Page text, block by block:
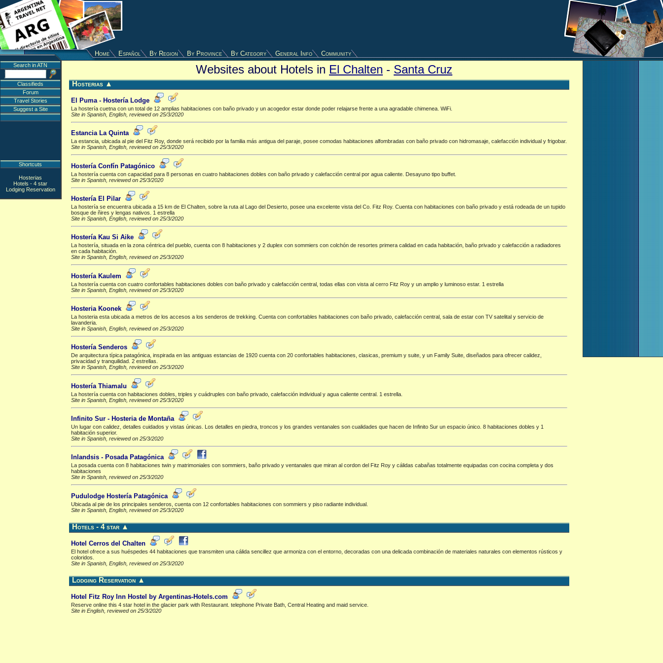
Home Español By Region By Province By Category General Info Community
Websites about Hotels in El Chalten - Santa Cruz
Hosterias ▲
El Puma - Hostería Lodge
La hostería cuetna con un total de 12 amplias habitaciones con baño privado y un acogedor estar donde poder relajarse frente a una agradable chimenea. WiFi.
Site in Spanish, English, reviewed on 25/3/2020
Estancia La Quinta
La estancia, ubicada al pie del Fitz Roy, donde será recibido por la familia más antigua del paraje, posee comodas habitaciones alfombradas con baño privado con hidromasaje, calefacción individual y frigobar.
Site in Spanish, English, reviewed on 25/3/2020
Hostería Confín Patagónico
La hostería cuenta con capacidad para 8 personas en cuatro habitaciones dobles con baño privado y calefacción central por agua caliente. Desayuno tipo buffet.
Site in Spanish, reviewed on 25/3/2020
Hostería El Pilar
La hostería se encuentra ubicada a 15 km de El Chalten, sobre la ruta al Lago del Desierto, posee una excelente vista del Co. Fitz Roy. Cuenta con habitaciones con baño privado y está rodeada de un tupido
bosque de ñires y lengas nativos. 1 estrella
Site in Spanish, English, reviewed on 25/3/2020
Hostería Kau Si Aike
La hostería, situada en la zona céntrica del pueblo, cuenta con 8 habitaciones y 2 duplex con sommiers con colchón de resortes primera calidad en cada habitación, baño privado y calefacción a radiadores
en cada habitación.
Site in Spanish, English, reviewed on 25/3/2020
Hostería Kaulem
La hostería cuenta con cuatro confortables habitaciones dobles con baño privado y calefacción central, todas ellas con vista al cerro Fitz Roy y un amplio y luminoso estar. 1 estrella
Site in Spanish, English, reviewed on 25/3/2020
Hosteria Koonek
La hosteria esta ubicada a metros de los accesos a los senderos de trekking. Cuenta con confortables habitaciones con baño privado, calefacción central, sala de estar con TV satelital y servicio de
lavanderia.
Site in Spanish, English, reviewed on 25/3/2020
Hostería Senderos
De arquitectura típica patagónica, inspirada en las antiguas estancias de 1920 cuenta con 20 confortables habitaciones, clasicas, premium y suite, y un Family Suite, diseñados para ofrecer calidez,
privacidad y tranquilidad. 2 estrellas.
Site in Spanish, English, reviewed on 25/3/2020
Hostería Thiamalu
La hostería cuenta con habitaciones dobles, triples y cuádruples con baño privado, calefacción individual y agua caliente central. 1 estrella.
Site in Spanish, English, reviewed on 25/3/2020
Infinito Sur - Hosteria de Montaña
Un lugar con calidez, detalles cuidados y vistas únicas. Los detalles en piedra, troncos y los grandes ventanales son cualidades que hacen de Infinito Sur un espacio único. 8 habitaciones dobles y 1
habitación superior.
Site in Spanish, reviewed on 25/3/2020
Inlandsis - Posada Patagónica
La posada cuenta con 8 habitaciones twin y matrimoniales con sommiers, baño privado y ventanales que miran al cordon del Fitz Roy y cálidas cabañas totalmente equipadas con cocina completa y dos
habitaciones
Site in Spanish, reviewed on 25/3/2020
Pudulodge Hostería Patagónica
Ubicada al pie de los principales senderos, cuenta con 12 confortables habitaciones con sommiers y piso radiante individual.
Site in Spanish, English, reviewed on 25/3/2020
Hotels - 4 star ▲
Hotel Cerros del Chalten
El hotel ofrece a sus huéspedes 44 habitaciones que transmiten una cálida sencillez que armoniza con el entorno, decoradas con una delicada combinación de materiales naturales con elementos rústicos y
coloridos.
Site in Spanish, English, reviewed on 25/3/2020
Lodging Reservation ▲
Hotel Fitz Roy Inn Hostel by Argentinas-Hotels.com
Reserve online this 4 star hotel in the glacier park with Restaurant. telephone Private Bath, Central Heating and maid service.
Site in English, reviewed on 25/3/2020
Search in ATN
Classifieds
Forum
Travel Stories
Suggest a Site
Shortcuts
Hosterias
Hotels - 4 star
Lodging Reservation